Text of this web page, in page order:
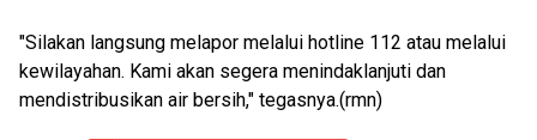
"Silakan langsung melapor melalui hotline 112 atau melalui
kewilayahan. Kami akan segera menindaklanjuti dan
mendistribusikan air bersih," tegasnya.(rmn)